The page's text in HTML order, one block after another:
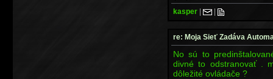
kasper | |
re: Moja Sieť Zadáva
No sú to
divné to odstranovať .
dôležité ovládače ?